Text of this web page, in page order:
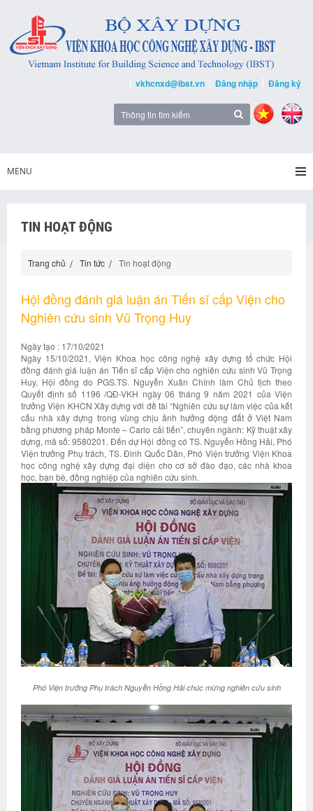
vkhcnxd@ibst.vn Đăng nhập Đăng ký
MENU
TIN HOẠT ĐỘNG
Trang chủ Tin tức Tin hoạt động
Hội đồng đánh giá luận án Tiến sĩ cấp Viện cho
Nghiên cứu sinh Vũ Trọng Huy
Ngày tạo : 17/10/2021
Ngày 15/10/2021, Viện Khoa học công nghệ xây dựng tổ chức Hội
đồng đánh giá luận án Tiến sĩ cấp Viện cho nghiên cứu sinh Vũ Trọng
Huy, Hội đồng do PGS.TS. Nguyễn Xuân Chính làm Chủ tịch theo
Quyết định số 1196 /QĐ-VKH ngày 06 tháng 9 năm 2021 của Viện
trưởng Viện KHCN Xây dựng với đề tài “Nghiên cứu sự làm việc của kết
cấu nhà xây dựng trong vùng chịu ảnh hưởng động đất ở Việt Nam
bằng phương pháp Monte – Carlo cải tiến”, chuyên ngành: Kỹ thuật xây
dựng, mã số: 9580201. Đến dự Hội đồng có TS. Nguyễn Hồng Hải, Phó
Viện trưởng Phụ trách, TS. Đinh Quốc Dân, Phó Viện trưởng Viện Khoa
học công nghệ xây dựng đại diện cho cơ sở đào đạo, các nhà khoa
học, bạn bè, đồng nghiệp của nghiên cứu sinh.
Phó Viện trưởng Phụ trách Nguyễn Hồng Hải chúc mừng nghiên cứu sinh